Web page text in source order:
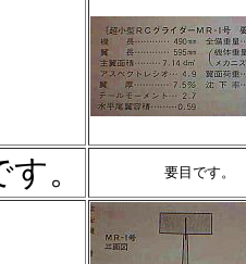
。 要目です。